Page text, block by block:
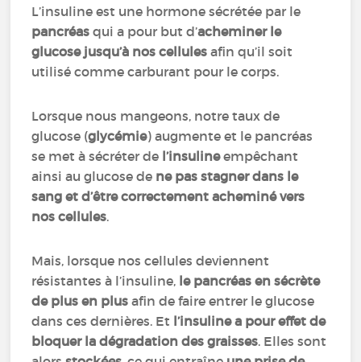
L’insuline est une hormone sécrétée par le
pancréasqui a pour but d’acheminer le
glucose jusqu’à nos cellules afin qu’il soit
utilisé comme carburant pour le corps.
Lorsque nous mangeons, notre taux de
glucose (glycémie) augmente et le pancréas
se met à sécréter de l’insulineempêchant
ainsi au glucose de ne pas stagner dans le
sang et d’être correctement acheminé vers
nos cellules.
Mais, lorsque nos cellules deviennent
résistantes à l’insuline, le pancréas en sécrète
de plus en plus afin de faire entrer le glucose
dans ces dernières. Et l’insuline a pour effet de
bloquer la dégradation des graisses. Elles sont